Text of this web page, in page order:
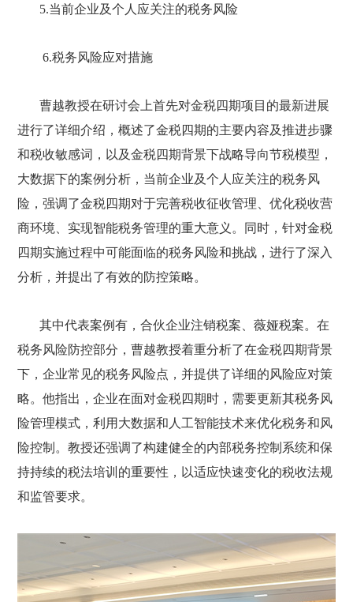
5.当前企业及个人应关注的税务风险
6.税务风险应对措施
曹越教授在研讨会上首先对金税四期项目的最新进展
进行了详细介绍，概述了金税四期的主要内容及推进步骤
和税收敏感词，以及金税四期背景下战略导向节税模型，
大数据下的案例分析，当前企业及个人应关注的税务风
险，强调了金税四期对于完善税收征收管理、优化税收营
商环境、实现智能税务管理的重大意义。同时，针对金税
四期实施过程中可能面临的税务风险和挑战，进行了深入
分析，并提出了有效的防控策略。
其中代表案例有，合伙企业注销税案、薇娅税案。在
税务风险防控部分，曹越教授着重分析了在金税四期背景
下，企业常见的税务风险点，并提供了详细的风险应对策
略。他指出，企业在面对金税四期时，需要更新其税务风
险管理模式，利用大数据和人工智能技术来优化税务和风
险控制。教授还强调了构建健全的内部税务控制系统和保
持持续的税法培训的重要性，以适应快速变化的税收法规
和监管要求。